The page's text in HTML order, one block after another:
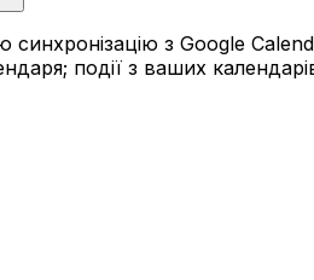
з Google
події з ваших